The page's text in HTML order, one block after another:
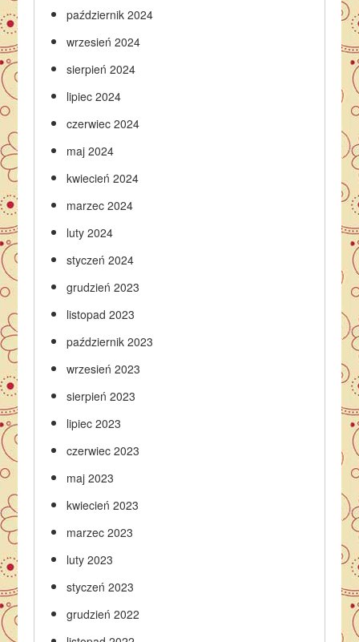
październik 2024
wrzesień 2024
sierpień 2024
lipiec 2024
czerwiec 2024
maj 2024
kwiecień 2024
marzec 2024
luty 2024
styczeń 2024
grudzień 2023
listopad 2023
październik 2023
wrzesień 2023
sierpień 2023
lipiec 2023
czerwiec 2023
maj 2023
kwiecień 2023
marzec 2023
luty 2023
styczeń 2023
grudzień 2022